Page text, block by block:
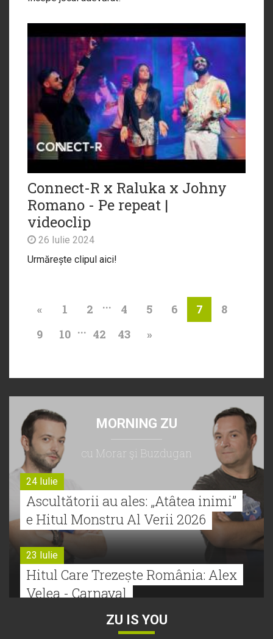
Connect-R x Raluka x Johny
Romano - Pe repeat |
videoclip
26 Iulie 2024
Urmărește clipul aici!
« 1 2 ... 4 5 6 7
8
9
10 ... 42 43 »
MORNING ZU
cu Morar şi Buzdugan
24 Iulie
Ascultătorii au ales: „Atâtea inimi”
e Hitul Monstru Al Verii 2026
23 Iulie
Hitul Care Trezește România: Alex
Velea - Carnaval
ZU IS YOU